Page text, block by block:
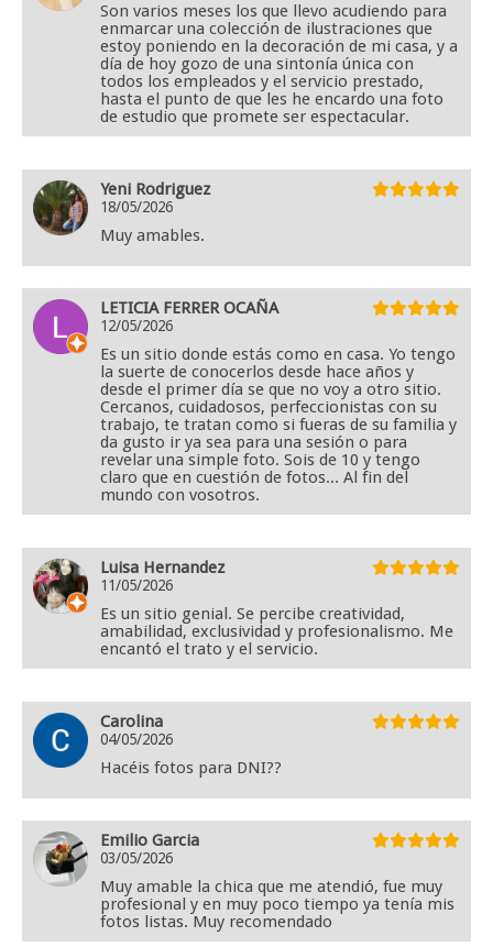
Son varios meses los que llevo acudiendo para
enmarcar una colección de ilustraciones que
estoy poniendo en la decoración de mi casa, y a
día de hoy gozo de una sintonía única con
todos los empleados y el servicio prestado,
hasta el punto de que les he encardo una foto
de estudio que promete ser espectacular.
Yeni Rodriguez
18/05/2026
Muy amables.
LETICIA FERRER OCAÑA
12/05/2026
Es un sitio donde estás como en casa. Yo tengo
la suerte de conocerlos desde hace años y
desde el primer día se que no voy a otro sitio.
Cercanos, cuidadosos, perfeccionistas con su
trabajo, te tratan como si fueras de su familia y
da gusto ir ya sea para una sesión o para
revelar una simple foto. Sois de 10 y tengo
claro que en cuestión de fotos... Al fin del
mundo con vosotros.
Luisa Hernandez
11/05/2026
Es un sitio genial. Se percibe creatividad,
amabilidad, exclusividad y profesionalismo. Me
encantó el trato y el servicio.
Carolina
04/05/2026
Hacéis fotos para DNI??
Emilio Garcia
03/05/2026
Muy amable la chica que me atendió, fue muy
profesional y en muy poco tiempo ya tenía mis
fotos listas. Muy recomendado